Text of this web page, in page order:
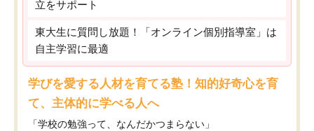
立をサポート
東大生に質問し放題！「オンライン個別指導室」は
自主学習に最適
学びを愛する人材を育てる塾！知的好奇心を育
て、主体的に学べる人へ
「学校の勉強って、なんだかつまらない」